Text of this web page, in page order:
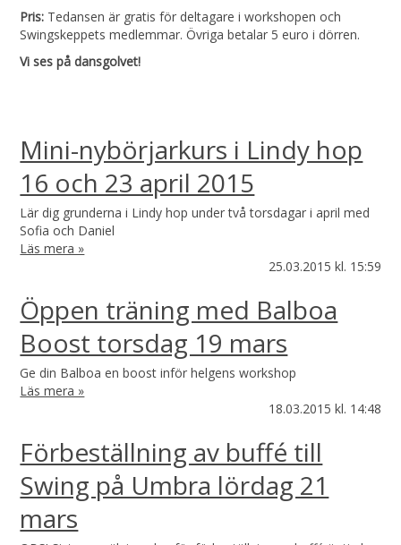
Pris: Tedansen är gratis för deltagare i workshopen och
Swingskeppets medlemmar. Övriga betalar 5 euro i dörren.
Vi ses på dansgolvet!
Mini-nybörjarkurs i Lindy hop
16 och 23 april 2015
Lär dig grunderna i Lindy hop under två torsdagar i april med
Sofia och Daniel
Läs mera »
25.03.2015 kl. 15:59
Öppen träning med Balboa
Boost torsdag 19 mars
Ge din Balboa en boost inför helgens workshop
Läs mera »
18.03.2015 kl. 14:48
Förbeställning av buffé till
Swing på Umbra lördag 21
mars